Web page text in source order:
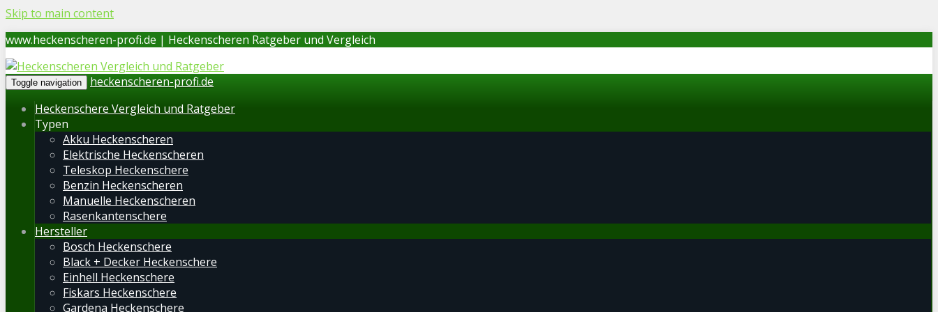
Skip to main content
www.heckenscheren-profi.de | Heckenscheren Ratgeber und Vergleich
Toggle navigation
heckenscheren-profi.de
Heckenschere Vergleich und Ratgeber
Typen
Akku Heckenscheren
Elektrische Heckenscheren
Teleskop Heckenschere
Benzin Heckenscheren
Manuelle Heckenscheren
Rasenkantenschere
Hersteller
Bosch Heckenschere
Black + Decker Heckenschere
Einhell Heckenschere
Fiskars Heckenschere
Gardena Heckenschere